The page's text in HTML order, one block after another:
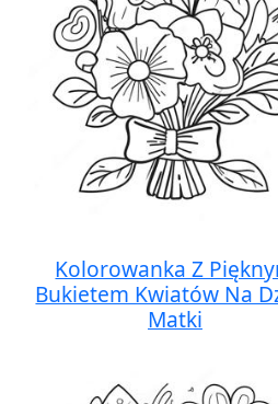
Kolorowanka Z
Bukietem Kwiatów Na
Matki